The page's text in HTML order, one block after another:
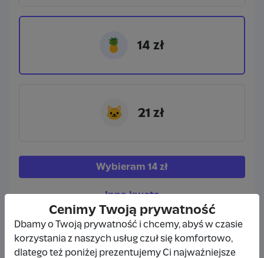
🍍 14 zł
🐱 21 zł
Wybieram 14 zł
Inna kwota
Cenimy Twoją prywatność
Dbamy o Twoją prywatność i chcemy, abyś w czasie
korzystania z naszych usług czuł się komfortowo,
dlatego też poniżej prezentujemy Ci najważniejsze